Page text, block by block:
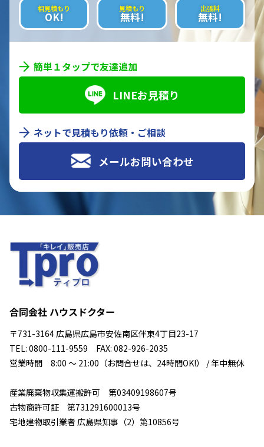
相見積もり
OK!
見積もり
無料!
出張料
無料!
簡単１タップで友達追加
LINEお見積り
ネットで見積もり依頼・ご相談
メールお問い合わせ
合同会社 ハウスドクター
〒731-3164 広島県広島市安佐南区伴東4丁目23-17
TEL: 0800-111-9559 FAX: 082-926-2035
営業時間 8:00 ～ 21:00（お問合せは、24時間OK!） / 年中無休
産業廃棄物収集運搬許可 第03409198607号
古物商許可証 第731291600013号
宅地建物取引業者 広島県知事（2）第10856号